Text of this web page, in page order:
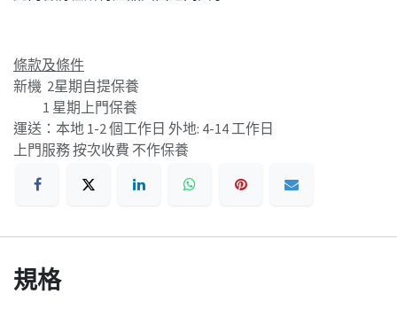
條款及條件
新機 2星期自提保養
1 星期上門保養
運送：本地 1-2 個工作日 外地: 4-14 工作日
上門服務 按次收費 不作保養
規格